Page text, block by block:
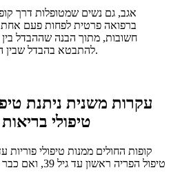
אגב, גם נשים שמטופלות דרך
ברפואה פרטית לפחות פעם אחת
חשובות, מתוך הבנה שההבדל בין
להתבטא בהבדל שבין הריון תקני ועובר בריא ובין אחרת.
עקרות משנית ניתנת
טיפולי
קופות החולים ממנות טיפולי פוריות
טיפול הפריה